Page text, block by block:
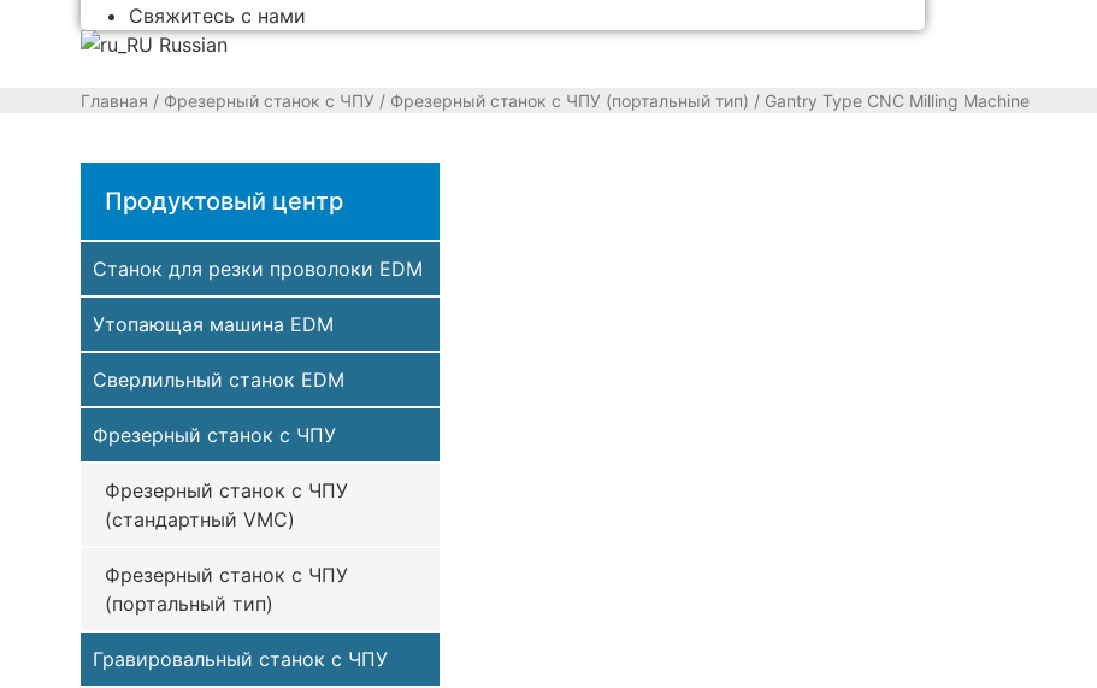
Свяжитесь с нами
Russian
Главная / Фрезерный станок с ЧПУ / Фрезерный станок с ЧПУ (портальный тип) / Gantry Type CNC Milling Machine
Продуктовый центр
Станок для резки проволоки EDM
Утопающая машина EDM
Сверлильный станок EDM
Фрезерный станок с ЧПУ
Фрезерный станок с ЧПУ
(стандартный VMC)
Фрезерный станок с ЧПУ
(портальный тип)
Гравировальный станок с ЧПУ